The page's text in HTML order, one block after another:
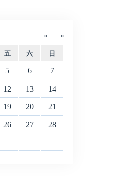
« »
五 六 日
5 6 7
12 13 14
19 20 21
26 27 28